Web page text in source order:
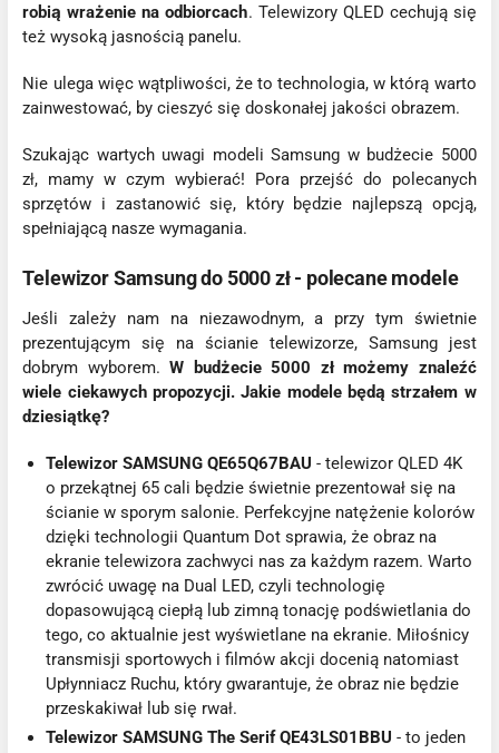
robią wrażenie na odbiorcach. Telewizory QLED cechują się
też wysoką jasnością panelu.
Nie ulega więc wątpliwości, że to technologia, w którą warto
zainwestować, by cieszyć się doskonałej jakości obrazem.
Szukając wartych uwagi modeli Samsung w budżecie 5000
zł, mamy w czym wybierać! Pora przejść do polecanych
sprzętów i zastanowić się, który będzie najlepszą opcją,
spełniającą nasze wymagania.
Telewizor Samsung do 5000 zł - polecane modele
Jeśli zależy nam na niezawodnym, a przy tym świetnie
prezentującym się na ścianie telewizorze, Samsung jest
dobrym wyborem.W budżecie 5000 zł możemy znaleźć
wiele ciekawych propozycji. Jakie modele będą strzałem w
dziesiątkę?
Telewizor SAMSUNG QE65Q67BAU - telewizor QLED 4K
o przekątnej 65 cali będzie świetnie prezentował się na
ścianie w sporym salonie. Perfekcyjne natężenie kolorów
dzięki technologii Quantum Dot sprawia, że obraz na
ekranie telewizora zachwyci nas za każdym razem. Warto
zwrócić uwagę na Dual LED, czyli technologię
dopasowującą ciepłą lub zimną tonację podświetlania do
tego, co aktualnie jest wyświetlane na ekranie. Miłośnicy
transmisji sportowych i filmów akcji docenią natomiast
Upłynniacz Ruchu, który gwarantuje, że obraz nie będzie
przeskakiwał lub się rwał.
Telewizor SAMSUNG The Serif QE43LS01BBU - to jeden